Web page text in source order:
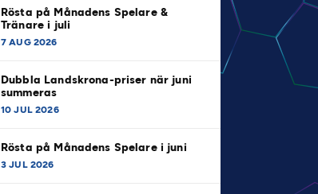
Rösta på Månadens Spelare &
Tränare i juli
7 AUG 2026
Dubbla Landskrona-priser när juni
summeras
10 JUL 2026
Rösta på Månadens Spelare i juni
3 JUL 2026